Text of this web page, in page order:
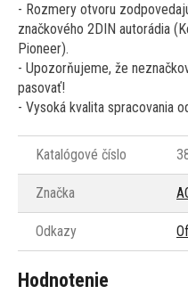
- Rozmery otvoru
značkového 2DIN autorádia
Pioneer).
- Upozorňujeme, že
pasovať!
- Vysoká kvalita spracovania
Katalógové číslo
Značka
Odkazy
Hodnotenie